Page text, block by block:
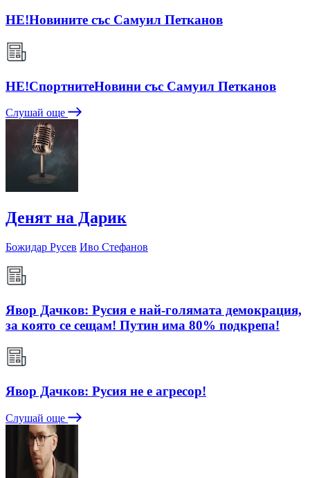
НЕ!Новините със Самуил Петканов
НЕ!СпортнитеНовини със Самуил Петканов
Слушай още
Денят на Дарик
Божидар Русев Иво Стефанов
Явор Дачков: Русия е най-голямата демокрация,
за която се сещам! Путин има 80% подкрепа!
Явор Дачков: Русия не е агресор!
Слушай още